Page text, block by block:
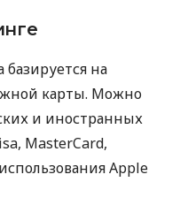
базируется на
карты. Можно
и иностранных
MasterCard,
Apple